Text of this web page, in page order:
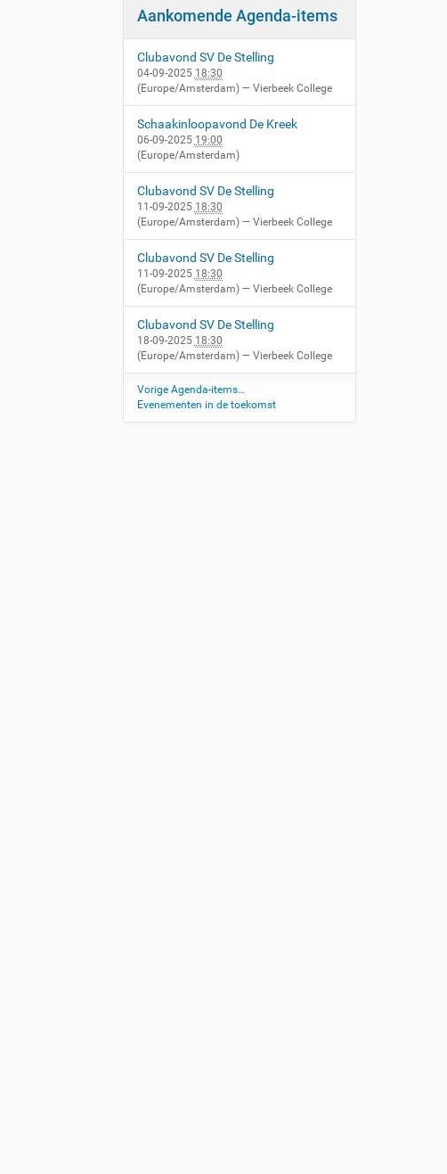
Aankomende Agenda-items
Clubavond SV De Stelling
04-09-2025 18:30
(Europe/Amsterdam) — Vierbeek College
Schaakinloopavond De Kreek
06-09-2025 19:00
(Europe/Amsterdam)
Clubavond SV De Stelling
11-09-2025 18:30
(Europe/Amsterdam) — Vierbeek College
Clubavond SV De Stelling
11-09-2025 18:30
(Europe/Amsterdam) — Vierbeek College
Clubavond SV De Stelling
18-09-2025 18:30
(Europe/Amsterdam) — Vierbeek College
Vorige Agenda-items…
Evenementen in de toekomst